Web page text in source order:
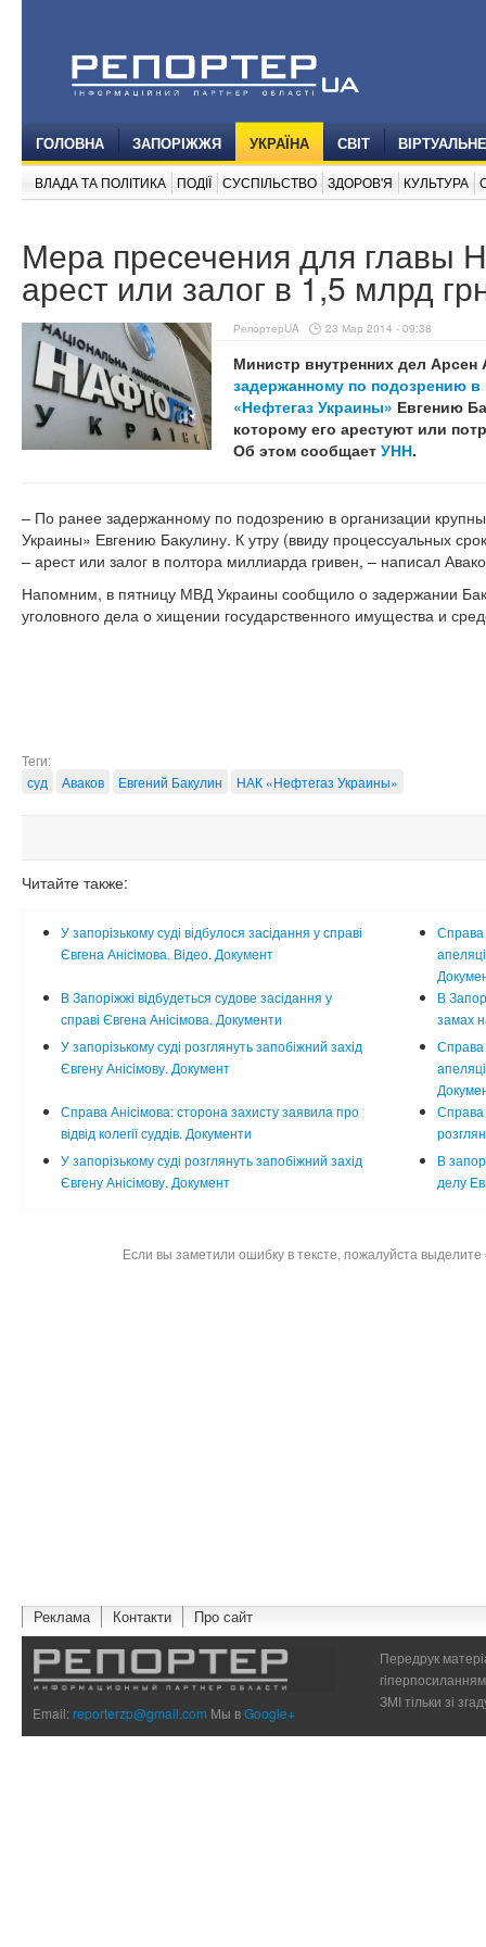
ГОЛОВНА ЗАПОРІЖЖЯ УКРАЇНА СВІТ
ВЛАДА ТА ПОЛІТИКА ПОДІЇ СУСПІЛЬСТВО ЗДОРОВ'Я КУЛЬТУРА
Мера пресечения для главы
арест или залог в 1,5 млрд
РепортерUA 23 Мар 2014 - 09:38
Министр внутренних дел Арсен
задержанному по подозрению
«Нефтегаз Украины» Евгению
которому его арестуют или
Об этом сообщает УНН.
– По ранее задержанному по подозрению в организации
Украины» Евгению Бакулину. К утру (ввиду процессуальных
– арест или залог в полтора миллиарда гривен, – написал
Напомним, в пятницу МВД Украины сообщило о задержании
уголовного дела о хищении государственного имущества и
Теги:
суд
Аваков Евгений Бакулин НАК «Нефтегаз Украины»
Читайте также:
У запорізькому суді відбулося засідання у справі
Євгена Анісімова. Відео. Документ
Справа
В Запоріжжі відбудеться судове засідання у
справі Євгена Анісімова. Документи
В
замах
У запорізькому суді розглянуть запобіжний захід
Євгену Анісімову. Документ
Справа
Справа Анісімова: сторона захисту заявила про
відвід колегії суддів. Документи
Справа
У запорізькому суді розглянуть запобіжний захід
Євгену Анісімову. Документ
В
делу
Если вы заметили ошибку в тексте, пожалуйста
Реклама Контакти Про сайт
Email:reporterzp@gmail.com Мы вGoogle+
Передрук
ЗМІ тільки зі